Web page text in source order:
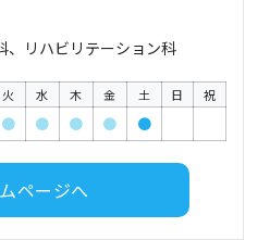
、リハビリテーション科
火 水 木 金 土 日 祝
● ● ● ● ●
ページへ